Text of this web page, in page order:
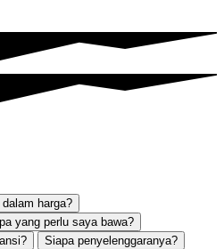
harga?
yang perlu saya bawa?
Siapa penyelenggaranya?